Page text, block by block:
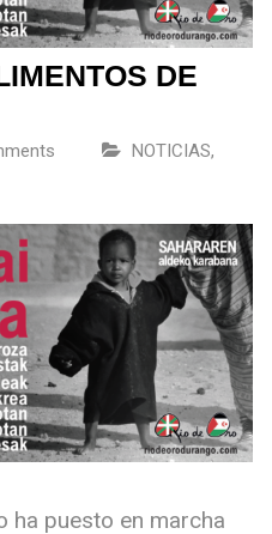
DE
NOTICIAS,
ha puesto en marcha